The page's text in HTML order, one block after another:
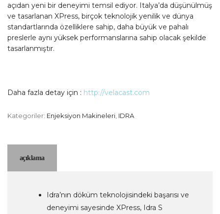
açıdan yeni bir deneyimi temsil ediyor. Italya’da düşünülmüş
ve tasarlanan XPress, birçok teknolojik yenilik ve dünya
standartlarında özelliklere sahip, daha büyük ve pahalı
preslerle aynı yüksek performanslarına sahip olacak şekilde
tasarlanmıştır.
Daha fazla detay için : http://velacast.com
Kategoriler: Enjeksiyon Makineleri IDRA
açıklama
Idra’nın döküm teknolojisindeki başarısı ve
deneyimi sayesinde XPress, Idra S